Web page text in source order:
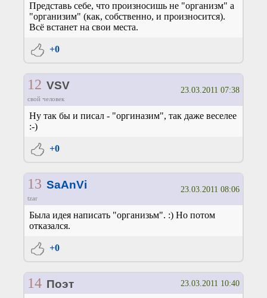
Представь себе, что произносишь не "организм" а
"организим" (как, собственно, и произносится).
Всё встанет на свои места.
+0
12 VSV
свой человек
23.03.2011 07:38
Ну так бы и писал - "оргиназим", так даже веселее
:-)
+0
13 SaAnVi
tzar
23.03.2011 08:06
Была идея написать "организьм". :) Но потом
отказался.
+0
14 Поэт 23.03.2011 10:40